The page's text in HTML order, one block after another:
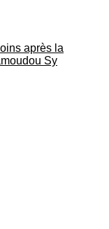
après la
Sy